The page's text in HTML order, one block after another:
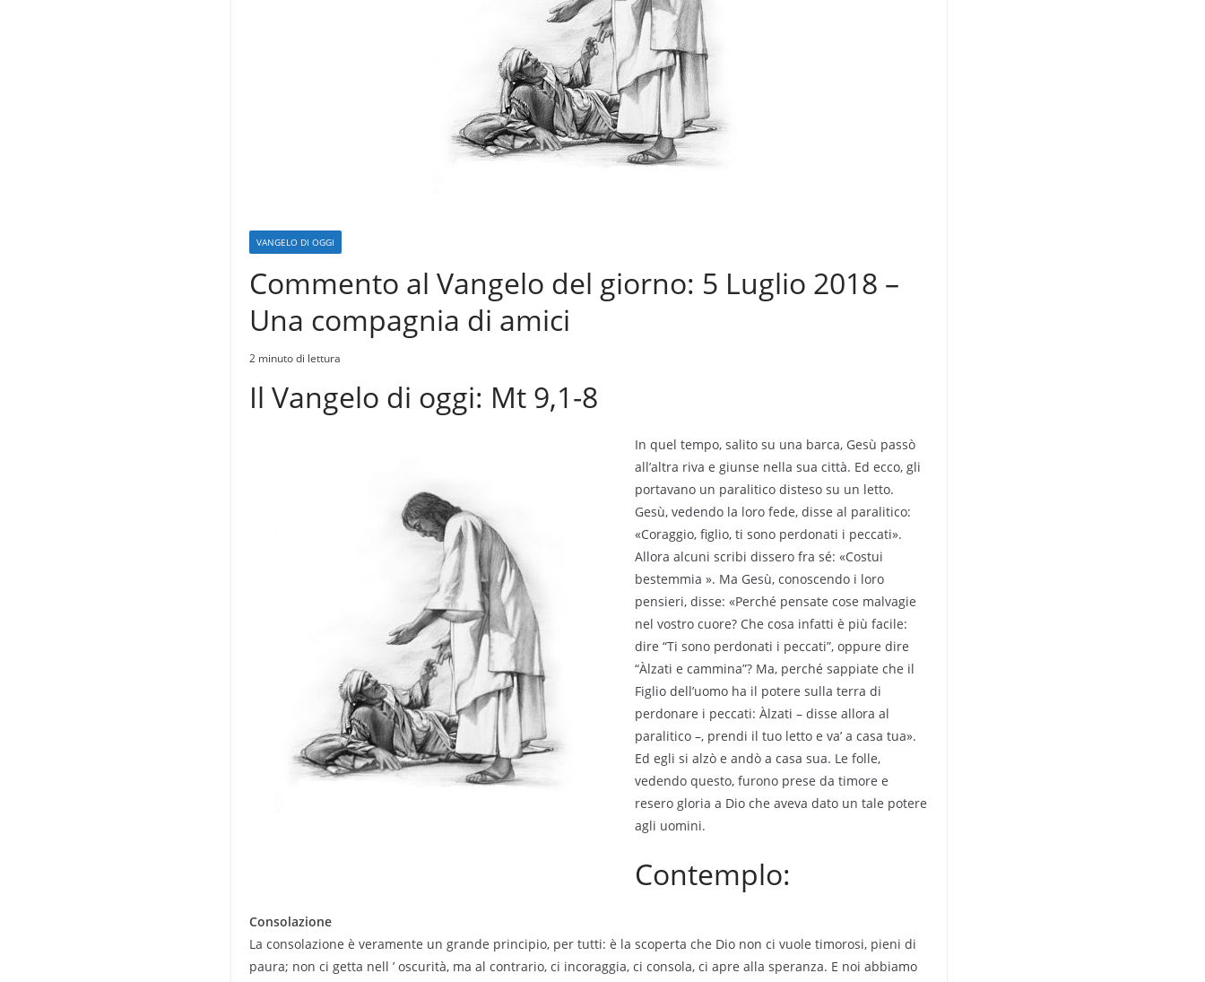
VANGELO DI OGGI
Commento al Vangelo del giorno: 5 Luglio 2018 –
Una compagnia di amici
2 minuto di lettura
Il Vangelo di oggi: Mt 9,1-8
In quel tempo, salito su una barca, Gesù passò
all’altra riva e giunse nella sua città. Ed ecco, gli
portavano un paralitico disteso su un letto.
Gesù, vedendo la loro fede, disse al paralitico:
«Coraggio, figlio, ti sono perdonati i peccati».
Allora alcuni scribi dissero fra sé: «Costui
bestemmia ». Ma Gesù, conoscendo i loro
pensieri, disse: «Perché pensate cose malvagie
nel vostro cuore? Che cosa infatti è più facile:
dire “Ti sono perdonati i peccati”, oppure dire
“Àlzati e cammina”? Ma, perché sappiate che il
Figlio dell’uomo ha il potere sulla terra di
perdonare i peccati: Àlzati – disse allora al
paralitico –, prendi il tuo letto e va’ a casa tua».
Ed egli si alzò e andò a casa sua. Le folle,
vedendo questo, furono prese da timore e
resero gloria a Dio che aveva dato un tale potere
agli uomini.
Contemplo:
Consolazione
La consolazione è veramente un grande principio, per tutti: è la scoperta che Dio non ci vuole timorosi, pieni di
paura; non ci getta nell ’ oscurità, ma al contrario, ci incoraggia, ci consola, ci apre alla speranza. E noi abbiamo